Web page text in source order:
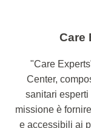
Care
"Care
Center,
sanitari
missione è
e accessibili ai